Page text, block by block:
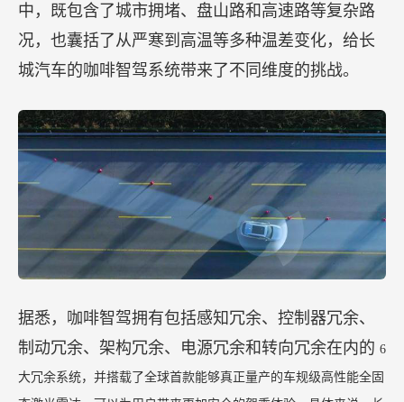
中，既包含了城市拥堵、盘山路和高速路等复杂路
况，也囊括了从严寒到高温等多种温差变化，给长
城汽车的咖啡智驾系统带来了不同维度的挑战。
据悉，咖啡智驾拥有包括感知冗余、控制器冗余、
制动冗余、架构冗余、电源冗余和转向冗余在内的 6
大冗余系统，并搭载了全球首款能够真正量产的车规级高性能全固